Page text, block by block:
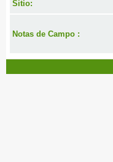
Sitio:
Notas de Campo :